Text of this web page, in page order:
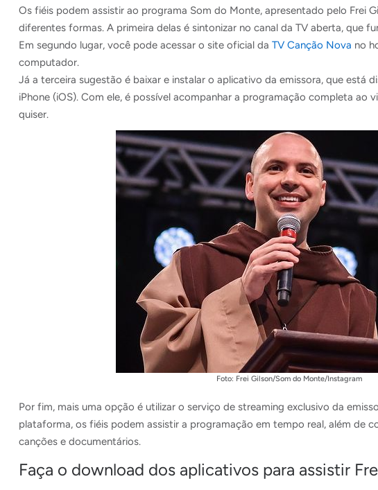
Os fiéis podem assistir ao programa Som do Monte, apresentado pelo Frei
diferentes formas. A primeira delas é sintonizar no canal da TV aberta, que
Em segundo lugar, você pode acessar o site oficial da TV Canção Nova no
computador.
Já a terceira sugestão é baixar e instalar o aplicativo da emissora, que está
iPhone (iOS). Com ele, é possível acompanhar a programação completa ao
quiser.
Foto: Frei Gilson/Som do Monte/Instagram
Por fim, mais uma opção é utilizar o serviço de streaming exclusivo da
plataforma, os fiéis podem assistir a programação em tempo real, além de
canções e documentários.
Faça o download dos aplicativos para assistir